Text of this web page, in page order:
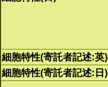
細胞特性(寄託者記述:英)
細胞特性(寄託者記述:日)